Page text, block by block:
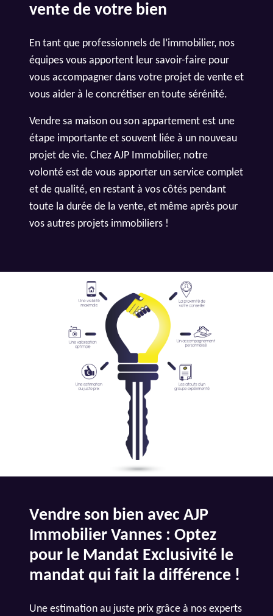
vente de votre bien
En tant que professionnels de l’immobilier, nos
équipes vous apportent leur savoir-faire pour
vous accompagner dans votre projet de vente et
vous aider à le concrétiser en toute sérénité.
Vendre sa maison ou son appartement est une
étape importante et souvent liée à un nouveau
projet de vie. Chez AJP Immobilier, notre
volonté est de vous apporter un service complet
et de qualité, en restant à vos côtés pendant
toute la durée de la vente, et même après pour
vos autres projets immobiliers !
Vendre son bien avec AJP
Immobilier Vannes : Optez
pour le Mandat Exclusivité le
mandat qui fait la différence !
Une estimation au juste prix grâce à nos experts